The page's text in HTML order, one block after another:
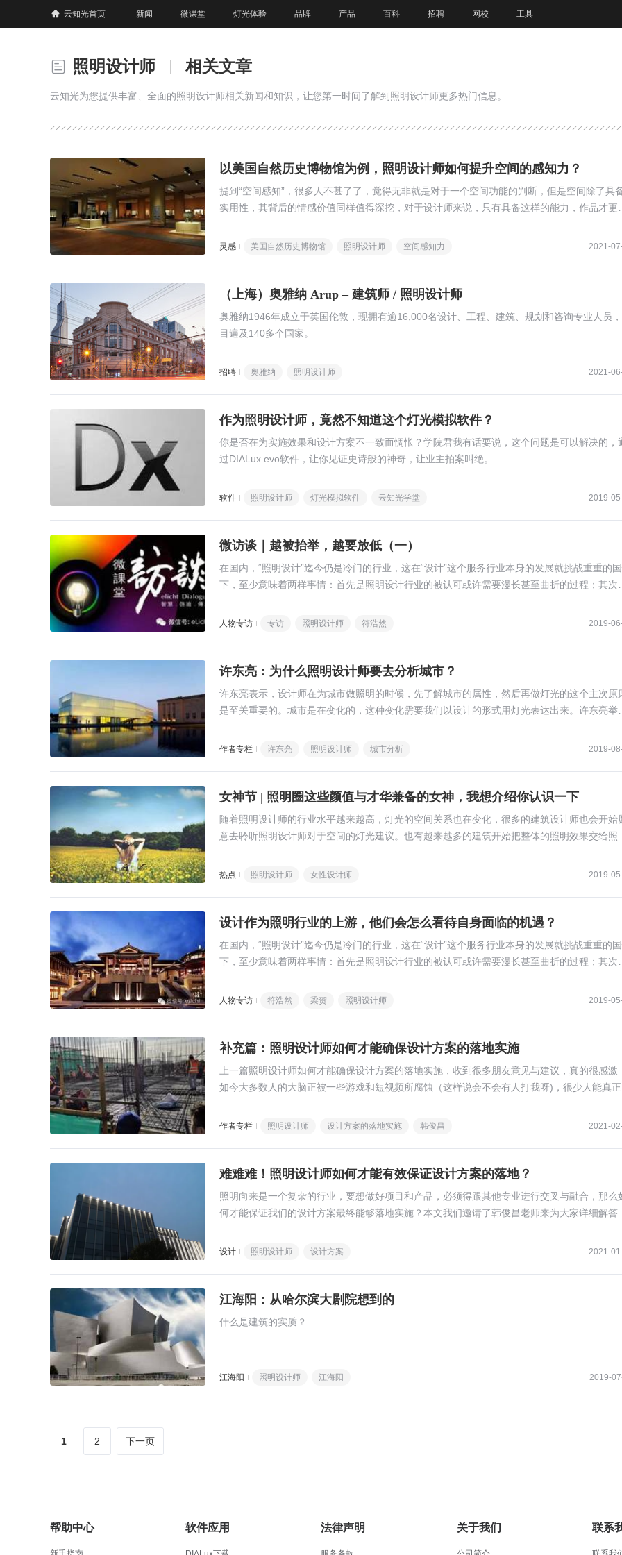
云知光首页 新闻 微课堂 灯光体验 品牌 产品 百科 招聘 网校 工具
照明设计师 相关文章
云知光为您提供丰富、全面的照明设计师相关新闻和知识，让您第一时间了解到照明设计师更多热门信息。
以美国自然历史博物馆为例，照明设计师如何提升空间的感知力？
提到“空间感知”，很多人不甚了了，觉得无非就是对于一个空间功能的判断，但是空间除了具
实用性，其背后的情感价值同样值得深挖，对于设计师来说，只有具备这样的能力，作品才更能
灵感 美国自然历史博物馆 照明设计师 空间感知力 2021-
（上海）奥雅纳 Arup – 建筑师 / 照明设计师
奥雅纳1946年成立于英国伦敦，现拥有逾16,000名设计、工程、建筑、规划和咨询专业人员
目遍及140多个国家。
招聘 奥雅纳 照明设计师 2021-
作为照明设计师，竟然不知道这个灯光模拟软件？
你是否在为实施效果和设计方案不一致而惆怅？学院君我有话要说，这个问题是可以解决的，
过DIALux evo软件，让你见证史诗般的神奇，让业主拍案叫绝。
软件 照明设计师 灯光模拟软件 云知光学堂 2019-
微访谈｜越被抬举，越要放低（一）
在国内，“照明设计”迄今仍是冷门的行业，这在“设计”这个服务行业本身的发展就挑战重重的
下，至少意味着两样事情：首先是照明设计行业的被认可或许需要漫长甚至曲折的过程；其次是
人物专访 专访 照明设计师 符浩然 2019-
许东亮：为什么照明设计师要去分析城市？
许东亮表示，设计师在为城市做照明的时候，先了解城市的属性，然后再做灯光的这个主次原
是至关重要的。城市是在变化的，这种变化需要我们以设计的形式用灯光表达出来。许东亮举例
作者专栏 许东亮 照明设计师 城市分析 2019-
女神节 | 照明圈这些颜值与才华兼备的女神，我想介绍你认识一下
随着照明设计师的行业水平越来越高，灯光的空间关系也在变化，很多的建筑设计师也会开始
意去聆听照明设计师对于空间的灯光建议。也有越来越多的建筑开始把整体的照明效果交给照明
组合。照明设计师正在成为一个越来越受人尊敬的职业。
热点 照明设计师 女性设计师 2019-
设计作为照明行业的上游，他们会怎么看待自身面临的机遇？
在国内，“照明设计”迄今仍是冷门的行业，这在“设计”这个服务行业本身的发展就挑战重重的
下，至少意味着两样事情：首先是照明设计行业的被认可或许需要漫长甚至曲折的过程；其次是
人物专访 符浩然 梁贺 照明设计师 2019-
补充篇：照明设计师如何才能确保设计方案的落地实施
上一篇照明设计师如何才能确保设计方案的落地实施，收到很多朋友意见与建议，真的很感激
如今大多数人的大脑正被一些游戏和短视频所腐蚀（这样说会不会有人打我呀)，很少人能真正
作者专栏 照明设计师 设计方案的落地实施 韩俊昌 2021-
难难难！照明设计师如何才能有效保证设计方案的落地？
照明向来是一个复杂的行业，要想做好项目和产品，必须得跟其他专业进行交叉与融合，那么
何才能保证我们的设计方案最终能够落地实施？本文我们邀请了韩俊昌老师来为大家详细解答这
设计 照明设计师 设计方案 2021-
江海阳：从哈尔滨大剧院想到的
什么是建筑的实质？
江海阳 照明设计师 江海阳 2019-
1 2 下一页
帮助中心 软件应用 法律声明 关于我们 联系